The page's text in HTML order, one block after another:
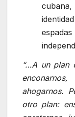
“…A un plan
ahogarnos.
otro plan: